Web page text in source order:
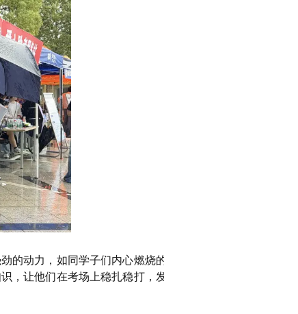
的动力，如同学子们内心燃烧的激
，让他们在考场上稳扎稳打，发挥